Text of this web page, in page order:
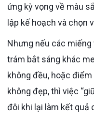
ứng kỳ vọng về màu
lập kế hoạch và chọn
Nhưng nếu các miếng trám cũ đã xuống màu, bờ
trám bắt sáng khác
không đều, hoặc
không đẹp, thì việc
đôi khi lại làm kết quả